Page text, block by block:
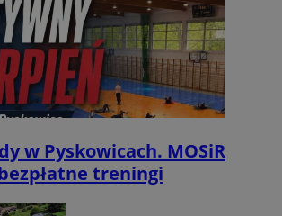
w Pyskowicach. MOSiR
treningi